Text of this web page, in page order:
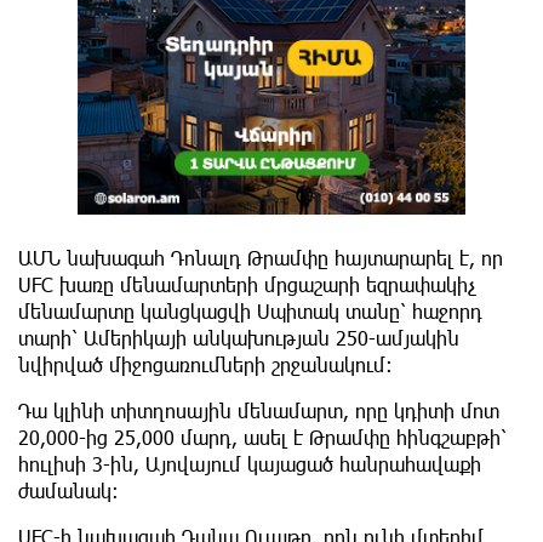
ԱՄՆ նախագահ Դոնալդ Թրամփը հայտարարել է, որ
UFC խառը մենամարտերի մրցաշարի եզրափակիչ
մենամարտը կանցկացվի Սպիտակ տանը՝ հաջորդ
տարի՝ Ամերիկայի անկախության 250-ամյակին
նվիրված միջոցառումների շրջանակում։
Դա կլինի տիտղոսային մենամարտ, որը կդիտի մոտ
20,000-ից 25,000 մարդ, ասել է Թրամփը հինգշաբթի՝
հուլիսի 3-ին, Այովայում կայացած հանրահավաքի
ժամանակ։
UFC-ի նախագահ Դանա Ուայթը, որն ունի մտերիմ